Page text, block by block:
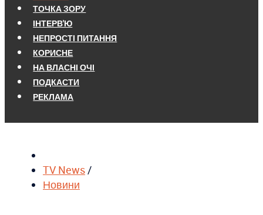
ТОЧКА ЗОРУ
ІНТЕРВ'Ю
НЕПРОСТІ ПИТАННЯ
КОРИСНЕ
НА ВЛАСНІ ОЧІ
ПОДКАСТИ
РЕКЛАМА
TV News/
Новини